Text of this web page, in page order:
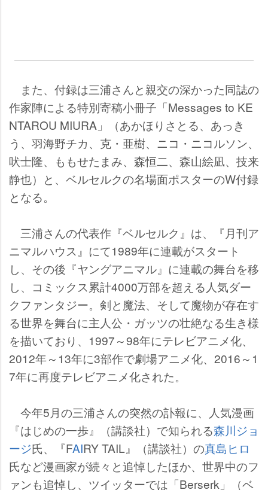
また、付録は三浦さんと親交の深かった同誌の
作家陣による特別寄稿小冊子「Messages to KE
NTAROU MIURA」（あかほりさとる、あっき
う、羽海野チカ、克・亜樹、ニコ・ニコルソン、
吠士隆、ももせたまみ、森恒二、森山絵凪、技来
静也）と、ベルセルクの名場面ポスターのW付録
となる。
三浦さんの代表作『ベルセルク』は、『月刊ア
ニマルハウス』にて1989年に連載がスタート
し、その後『ヤングアニマル』に連載の舞台を移
し、コミックス累計4000万部を超える人気ダー
クファンタジー。剣と魔法、そして魔物が存在す
る世界を舞台に主人公・ガッツの壮絶なる生き様
を描いており、1997～98年にテレビアニメ化、
2012年～13年に3部作で劇場アニメ化、2016～1
7年に再度テレビアニメ化された。
今年5月の三浦さんの突然の訃報に、人気漫画
『はじめの一歩』（講談社）で知られる森川ジョ
ージ氏、『FAIRY TAIL』（講談社）の真島ヒロ
氏など漫画家が続々と追悼したほか、世界中のフ
ァンも追悼し、ツイッターでは「Berserk」（ベ